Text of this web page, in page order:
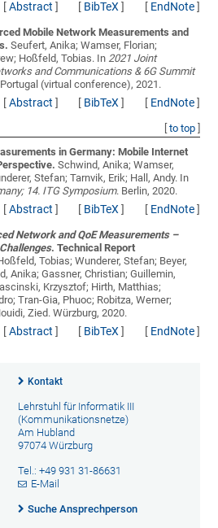
[Abstract ] [ BibTeX] [ EndNote]
Mobile Network Measurements and
Seufert, Anika; Wamser, Florian;
Hoßfeld, Tobias. In 2021 Joint
and Communications & 6G Summit
(virtual conference), 2021.
[Abstract ] [ BibTeX] [ EndNote]
to top]
in Germany: Mobile Internet
Schwind, Anika; Wamser,
Stefan; Tarnvik, Erik; Hall, Andy. In
14. ITG Symposium. Berlin, 2020.
[Abstract ] [ BibTeX] [ EndNote]
Network and QoE Measurements –
. Technical Report
Tobias; Wunderer, Stefan; Beyer,
Anika; Gassner, Christian; Guillemin,
Krzysztof; Hirth, Matthias;
Tran-Gia, Phuoc; Robitza, Werner;
Zied. Würzburg, 2020.
[Abstract ] [ BibTeX] [ EndNote]
Kontakt
Lehrstuhl für Informatik III
(Kommunikationsnetze)
Am Hubland
97074 Würzburg
Tel.: +49 931 31-86631
E-Mail
Suche Ansprechperson